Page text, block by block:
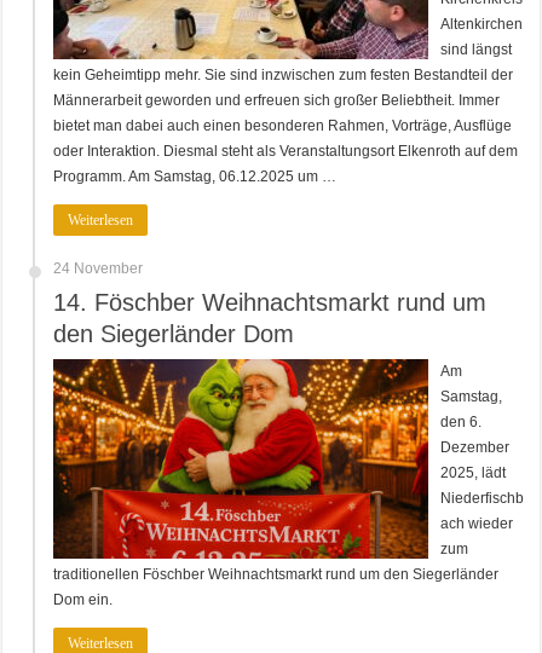
Altenkirchen
sind längst
kein Geheimtipp mehr. Sie sind inzwischen zum festen Bestandteil der
Männerarbeit geworden und erfreuen sich großer Beliebtheit. Immer
bietet man dabei auch einen besonderen Rahmen, Vorträge, Ausflüge
oder Interaktion. Diesmal steht als Veranstaltungsort Elkenroth auf dem
Programm. Am Samstag, 06.12.2025 um …
Weiterlesen
24 November
14. Föschber Weihnachtsmarkt rund um
den Siegerländer Dom
Am
Samstag,
den 6.
Dezember
2025, lädt
Niederfischb
ach wieder
zum
traditionellen Föschber Weihnachtsmarkt rund um den Siegerländer
Dom ein.
Weiterlesen